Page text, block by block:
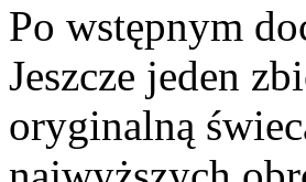
Po wstępnym
Jeszcze jeden
oryginalną